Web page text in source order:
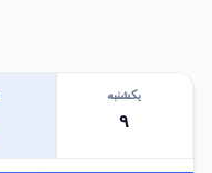
یکشنبه
۹